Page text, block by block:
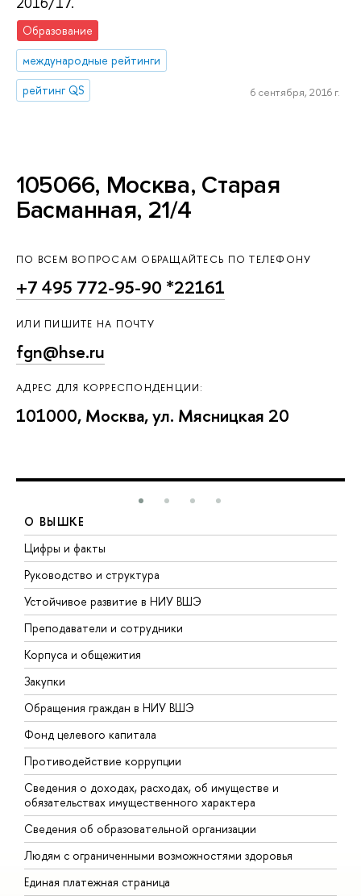
Образование
международные рейтинги
рейтинг QS
6 сентября, 2016 г.
105066, Москва, Старая
Басманная, 21/4
ПО ВСЕМ ВОПРОСАМ ОБРАЩАЙТЕСЬ ПО ТЕЛЕФОНУ
+7 495 772-95-90 *22161
ИЛИ ПИШИТЕ НА ПОЧТУ
fgn@hse.ru
АДРЕС ДЛЯ КОРРЕСПОНДЕНЦИИ:
101000, Москва, ул. Мясницкая 20
О ВЫШКЕ
Цифры и факты
Руководство и структура
Устойчивое развитие в НИУ ВШЭ
Преподаватели и сотрудники
Корпуса и общежития
Закупки
Обращения граждан в НИУ ВШЭ
Фонд целевого капитала
Противодействие коррупции
Сведения о доходах, расходах, об имуществе и
обязательствах имущественного характера
Сведения об образовательной организации
Людям с ограниченными возможностями здоровья
Единая платежная страница